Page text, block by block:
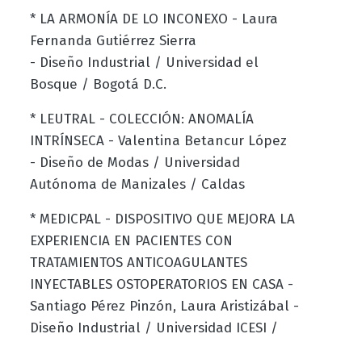
* LA ARMONÍA DE LO INCONEXO - Laura
Fernanda Gutiérrez Sierra
- Diseño Industrial / Universidad el
Bosque / Bogotá D.C.
* LEUTRAL - COLECCIÓN: ANOMALÍA
INTRÍNSECA - Valentina Betancur López
- Diseño de Modas / Universidad
Autónoma de Manizales / Caldas
* MEDICPAL - DISPOSITIVO QUE MEJORA LA
EXPERIENCIA EN PACIENTES CON
TRATAMIENTOS ANTICOAGULANTES
INYECTABLES OSTOPERATORIOS EN CASA -
Santiago Pérez Pinzón, Laura Aristizábal -
Diseño Industrial / Universidad ICESI /